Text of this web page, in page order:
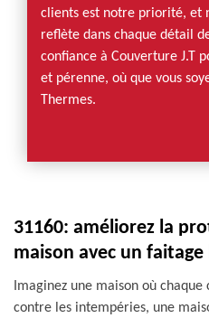
clients est notre priorité, et
reflète dans chaque détail
confiance à Couverture J.T
et pérenne, où que vous
Thermes.
31160: améliorez la
maison avec un
Imaginez une maison où
contre les intempéries, une